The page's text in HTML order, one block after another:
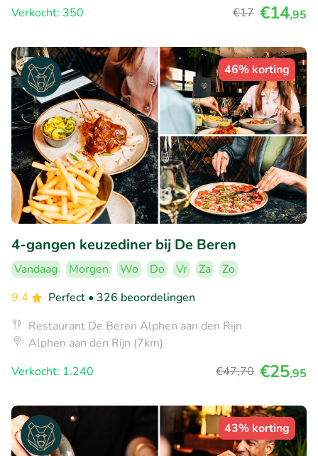
Verkocht: 350
€17 €14,95
46% korting
4-gangen keuzediner bij De Beren
Vandaag Morgen Wo Do Vr Za
Zo
9.4
Perfect • 326 beoordelingen
Restaurant De Beren Alphen aan den Rijn
Alphen aan den Rijn (7km)
Verkocht: 1.240
€47,70 €25,95
43% korting